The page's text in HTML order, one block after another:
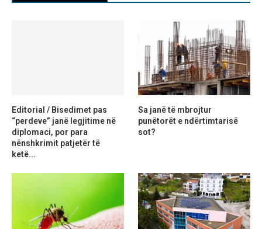
Editorial / Bisedimet pas
“perdeve” janë legjitime në
diplomaci, por para
nënshkrimit patjetër të
ketë...
Sa janë të mbrojtur
punëtorët e ndërtimtarisë
sot?